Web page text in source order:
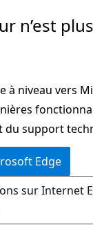
n’est
à niveau vers
du support
Edge
sur Internet